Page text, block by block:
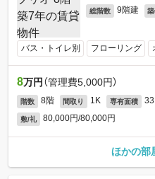
総階数 9階建
バス・トイレ別 フローリング
8万円 （管理費5,000円）
階数 8階 間取り 1K 専有面積
敷/礼 80,000円/80,000円
ほかの部